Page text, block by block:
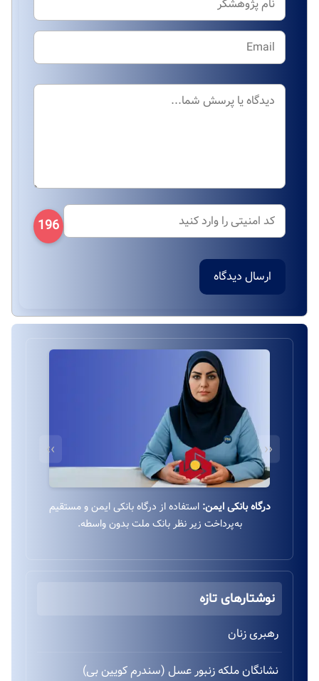
196
ارسال دیدگاه
درگاه بانکی ایمن: استفاده از درگاه بانکی ایمن و مستقیم
به‌پرداخت زیر نظر بانک ملت بدون واسطه.
‹‹
››
نوشتارهای تازه
رهبری زنان
نشانگان ملکه زنبور عسل (سندرم کویین بی)